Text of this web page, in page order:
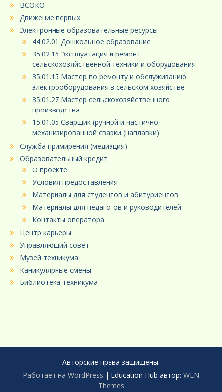
ВСОКО
Движение первых
Электронные образовательные ресурсы
44.02.01 Дошкольное образование
35.02.16 Эксплуатация и ремонт
сельскохозяйственной техники и оборудования
35.01.15 Мастер по ремонту и обслуживанию
электрооборудования в сельском хозяйстве
35.01.27 Мастер сельскохозяйственного
производства
15.01.05 Сварщик (ручной и частично
механизированной сварки (наплавки)
Служба примирения (медиация)
Образовательный кредит
О проекте
Условия предоставления
Материалы для студентов и абитуриентов
Материалы для педагогов и руководителей
Контакты оператора
Центр карьеры
Управляющий совет
Музей техникума
Каникулярные смены
Библиотека техникума
Авторские права защищены.
Работает на WordPress | Education Hub автор: WEN
Themes